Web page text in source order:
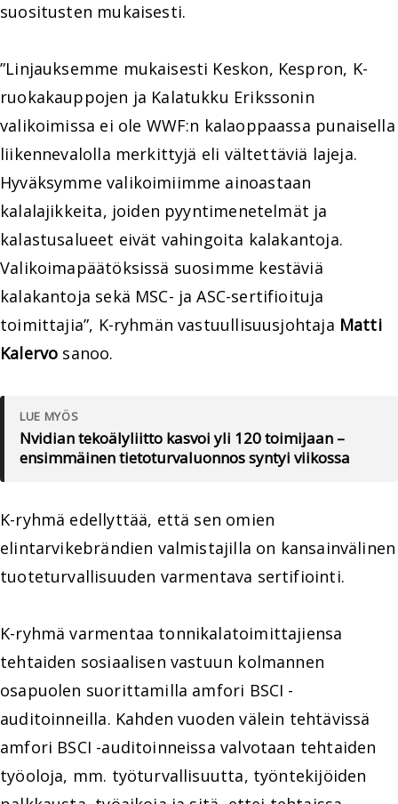
suositusten mukaisesti.
”Linjauksemme mukaisesti Keskon, Kespron, K-
ruokakauppojen ja Kalatukku Erikssonin
valikoimissa ei ole WWF:n kalaoppaassa punaisella
liikennevalolla merkittyjä eli vältettäviä lajeja.
Hyväksymme valikoimiimme ainoastaan
kalalajikkeita, joiden pyyntimenetelmät ja
kalastusalueet eivät vahingoita kalakantoja.
Valikoimapäätöksissä suosimme kestäviä
kalakantoja sekä MSC- ja ASC-sertifioituja
toimittajia”, K-ryhmän vastuullisuusjohtaja Matti
Kalervo sanoo.
LUE MYÖS
Nvidian tekoälyliitto kasvoi yli 120 toimijaan –
ensimmäinen tietoturvaluonnos syntyi viikossa
K-ryhmä edellyttää, että sen omien
elintarvikebrändien valmistajilla on kansainvälinen
tuoteturvallisuuden varmentava sertifiointi.
K-ryhmä varmentaa tonnikalatoimittajiensa
tehtaiden sosiaalisen vastuun kolmannen
osapuolen suorittamilla amfori BSCI -
auditoinneilla. Kahden vuoden välein tehtävissä
amfori BSCI -auditoinneissa valvotaan tehtaiden
työoloja, mm. työturvallisuutta, työntekijöiden